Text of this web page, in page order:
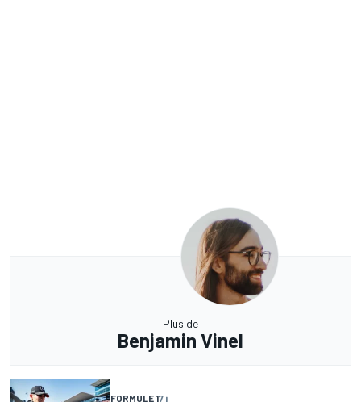
Plus de
Benjamin Vinel
FORMULE 17 j